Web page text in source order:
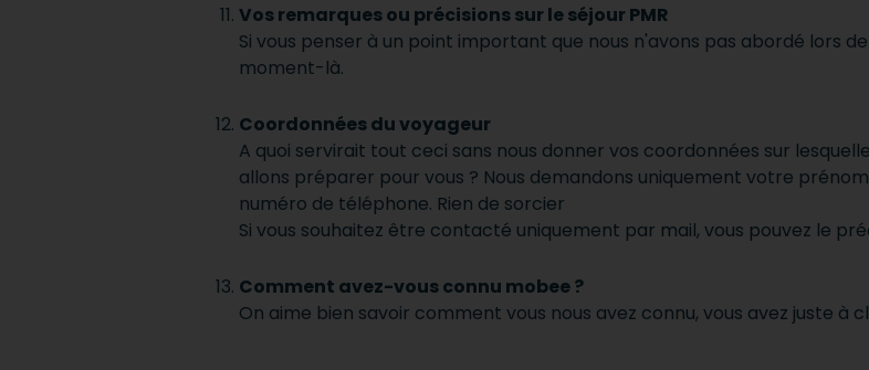
Vos remarques ou précisions sur le séjour PMR
Si vous penser à un point important que nous n'avons pas abordé lors
moment-là.
Coordonnées du voyageur
A quoi servirait tout ceci sans nous donner vos coordonnées sur
allons préparer pour vous ? Nous demandons uniquement votre
numéro de téléphone. Rien de sorcier
Si vous souhaitez être contacté uniquement par mail, vous pouvez le
Comment avez-vous connu mobee ?
On aime bien savoir comment vous nous avez connu, vous avez juste à